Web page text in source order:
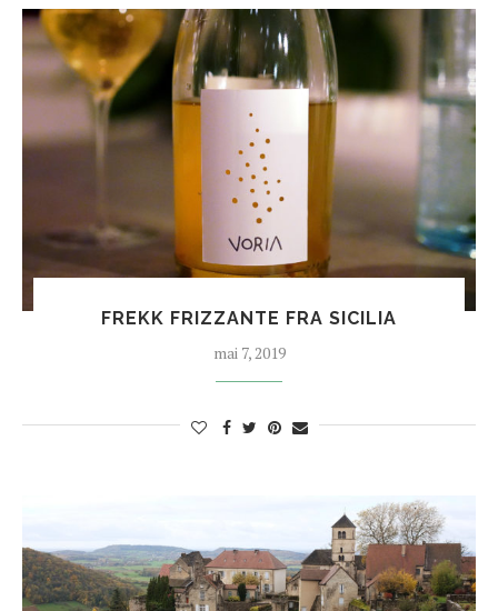
FREKK FRIZZANTE FRA SICILIA
mai 7, 2019